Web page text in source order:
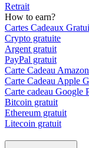
Retrait
How to earn?
Cartes Cadeaux
Crypto gratuite
Argent gratuit
PayPal gratuit
Carte Cadeau
Carte Cadeau Apple
Carte cadeau Google
Bitcoin gratuit
Ethereum gratuit
Litecoin gratuit